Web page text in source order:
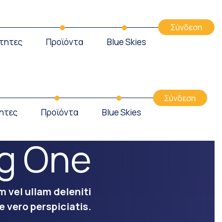
Προϊόντα Blue Skies
Σύνδεση
Προϊόντα Blue Skies
Σύνδεση
One
vel ullam deleniti
vero perspiciatis.